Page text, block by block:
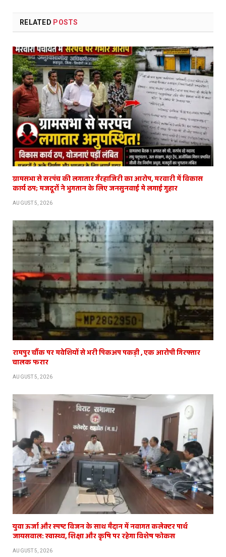
RELATED POSTS
ग्रामसभा से सरपंच की लगातार गैरहाजिरी का आरोप, मरवारी में विकास
कार्य ठप; मजदूरों ने भुगतान के लिए जनसुनवाई मे लगाई गुहार
AUGUST 5, 2026
रामपुर चौंक पर मवेशियों से भरी पिकअप पकड़ी , एक आरोपी गिरफ्तार
चालक फरार
AUGUST 5, 2026
युवा ऊर्जा और स्पष्ट विजन के साथ मैदान में नवागत कलेक्टर पार्थ
जायसवाल: स्वास्थ्य, शिक्षा और कृषि पर रहेगा विशेष फोकस
AUGUST 5, 2026